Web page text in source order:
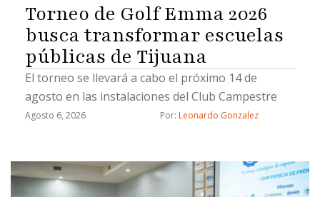
Torneo de Golf Emma 2026
busca transformar escuelas
públicas de Tijuana
El torneo se llevará a cabo el próximo 14 de
agosto en las instalaciones del Club Campestre
Agosto 6, 2026 Por: Leonardo Gonzalez